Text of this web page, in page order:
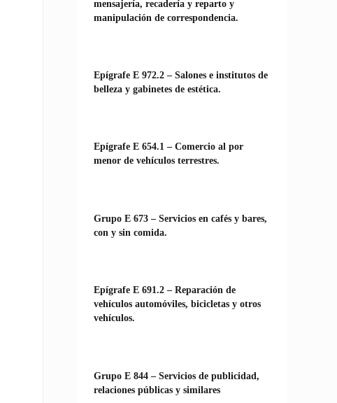
mensajería, recadería y reparto y
manipulación de correspondencia.
Epígrafe E 972.2 – Salones e institutos de
belleza y gabinetes de estética.
Epígrafe E 654.1 – Comercio al por
menor de vehículos terrestres.
Grupo E 673 – Servicios en cafés y bares,
con y sin comida.
Epígrafe E 691.2 – Reparación de
vehículos automóviles, bicicletas y otros
vehículos.
Grupo E 844 – Servicios de publicidad,
relaciones públicas y similares